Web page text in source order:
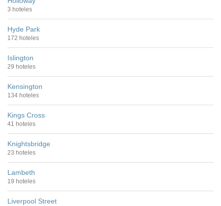
3 hoteles
Hyde Park
172 hoteles
Islington
29 hoteles
Kensington
134 hoteles
Kings Cross
41 hoteles
Knightsbridge
23 hoteles
Lambeth
19 hoteles
Liverpool Street